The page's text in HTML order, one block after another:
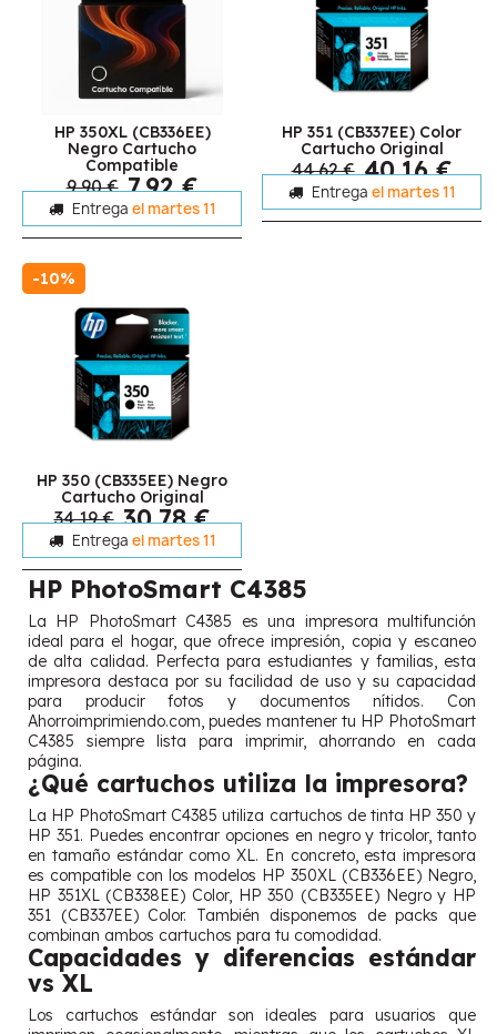
HP 350XL (CB336EE)
Negro Cartucho
Compatible
9,90 € 7,92 €
Entrega el martes 11
HP 351 (CB337EE) Color
Cartucho Original
44,62 € 40,16 €
Entrega el martes 11
-10%
HP 350 (CB335EE) Negro
Cartucho Original
34,19 € 30,78 €
Entrega el martes 11
HP PhotoSmart C4385
La HP PhotoSmart C4385 es una impresora multifunción
ideal para el hogar, que ofrece impresión, copia y escaneo
de alta calidad. Perfecta para estudiantes y familias, esta
impresora destaca por su facilidad de uso y su capacidad
para producir fotos y documentos nítidos. Con
Ahorroimprimiendo.com, puedes mantener tu HP PhotoSmart
C4385 siempre lista para imprimir, ahorrando en cada
página.
¿Qué cartuchos utiliza la impresora?
La HP PhotoSmart C4385 utiliza cartuchos de tinta HP 350 y
HP 351. Puedes encontrar opciones en negro y tricolor, tanto
en tamaño estándar como XL. En concreto, esta impresora
es compatible con los modelos HP 350XL (CB336EE) Negro,
HP 351XL (CB338EE) Color, HP 350 (CB335EE) Negro y HP
351 (CB337EE) Color. También disponemos de packs que
combinan ambos cartuchos para tu comodidad.
Capacidades y diferencias estándar
vs XL
Los cartuchos estándar son ideales para usuarios que